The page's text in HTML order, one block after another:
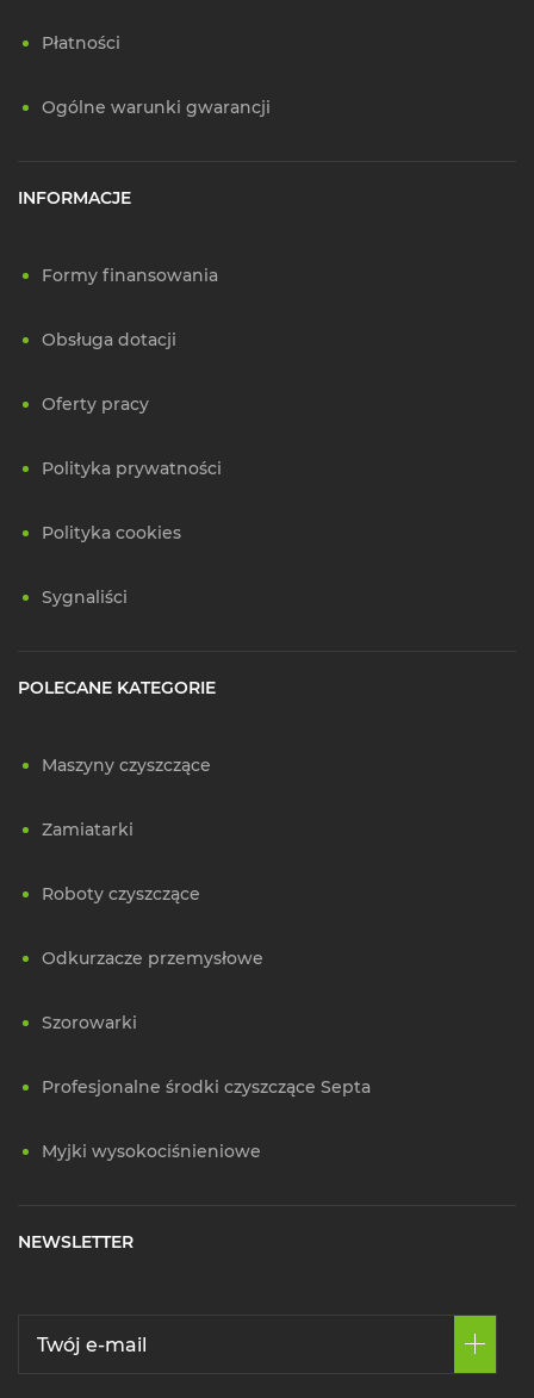
Płatności
Ogólne warunki gwarancji
INFORMACJE
Formy finansowania
Obsługa dotacji
Oferty pracy
Polityka prywatności
Polityka cookies
Sygnaliści
POLECANE KATEGORIE
Maszyny czyszczące
Zamiatarki
Roboty czyszczące
Odkurzacze przemysłowe
Szorowarki
Profesjonalne środki czyszczące Septa
Myjki wysokociśnieniowe
NEWSLETTER